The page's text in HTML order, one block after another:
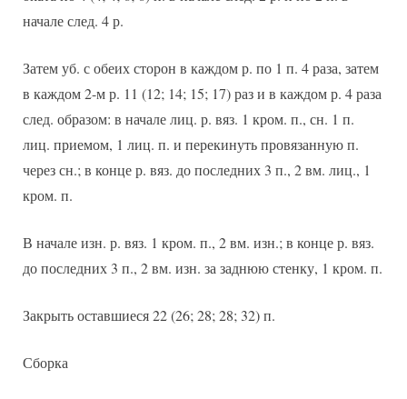
начале след. 4 р.
Затем уб. с обеих сторон в каждом р. по 1 п. 4 раза, затем
в каждом 2-м р. 11 (12; 14; 15; 17) раз и в каждом р. 4 раза
след. образом: в начале лиц. р. вяз. 1 кром. п., сн. 1 п.
лиц. приемом, 1 лиц. п. и перекинуть провязанную п.
через сн.; в конце р. вяз. до последних 3 п., 2 вм. лиц., 1
кром. п.
В начале изн. р. вяз. 1 кром. п., 2 вм. изн.; в конце р. вяз.
до последних 3 п., 2 вм. изн. за заднюю стенку, 1 кром. п.
Закрыть оставшиеся 22 (26; 28; 28; 32) п.
Сборка